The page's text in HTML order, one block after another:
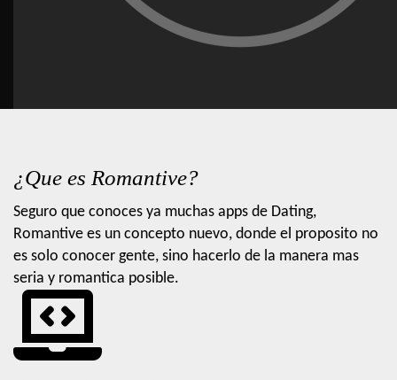
¿Que es Romantive?
Seguro que conoces ya muchas apps de Dating,
Romantive es un concepto nuevo, donde el proposito no
es solo conocer gente, sino hacerlo de la manera mas
seria y romantica posible.